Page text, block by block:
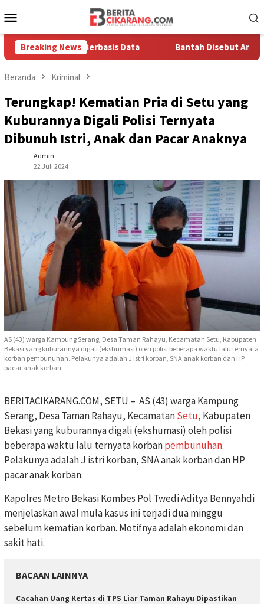
ke
Mobile
Breaking News
Solusi Berbasis Data Bantah Disebut Arogan, Kuasa
Beranda Kriminal
Terungkap! Kematian Pria di Setu yang
Kuburannya Digali Polisi Ternyata
Dibunuh Istri, Anak dan Pacar Anaknya
Admin
22 Juli 2024
AS (43) warga Kampung Serang, Desa Taman Rahayu, Kecamatan Setu, Kabupaten
Bekasi yang kuburannya digali (ekshumasi) oleh polisi beberapa waktu lalu ternyata
korban pembunuhan. Pelakunya adalah J istri korban, SNA anak korban dan HP
pacar anak korban.
BERITACIKARANG.COM, SETU – AS (43) warga Kampung
Serang, Desa Taman Rahayu, KecamatanSetu, Kabupaten
Bekasi yang kuburannya digali (ekshumasi) oleh polisi
beberapa waktu lalu ternyata korbanpembunuhan.
Pelakunya adalah J istri korban, SNA anak korban dan HP
pacar anak korban.
Kapolres Metro Bekasi Kombes Pol Twedi Aditya Bennyahdi
menjelaskan awal mula kasus ini terjadi dua minggu
sebelum kematian korban. Motifnya adalah ekonomi dan
sakit hati.
BACAAN LAINNYA
Cacahan Uang Kertas di TPS Liar Taman Rahayu Dipastikan